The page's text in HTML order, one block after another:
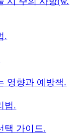
.
영향과 예방책.
법.
택 가이드.